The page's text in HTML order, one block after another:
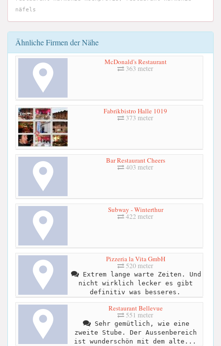
näfels
Ähnliche Firmen der Nähe
McDonald's Restaurant
363 meter
Fabrikbistro Halle 1019
373 meter
Bar Restaurant Cheers
403 meter
Subway - Winterthur
422 meter
Pizzeria la Vita GmbH
520 meter
Extrem lange warte Zeiten. Und
nicht wirklich lecker es gibt
definitiv was besseres.
Restaurant Bellevue
551 meter
Sehr gemütlich, wie eine
zweite Stube. Der Aussenbereich
ist wunderschön mit dem alte...